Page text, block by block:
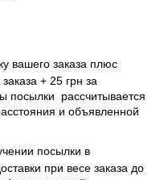
вашего заказа плюс
+ 25 грн за
посылки рассчитывается
и объявленной
посылки в
при весе заказа до